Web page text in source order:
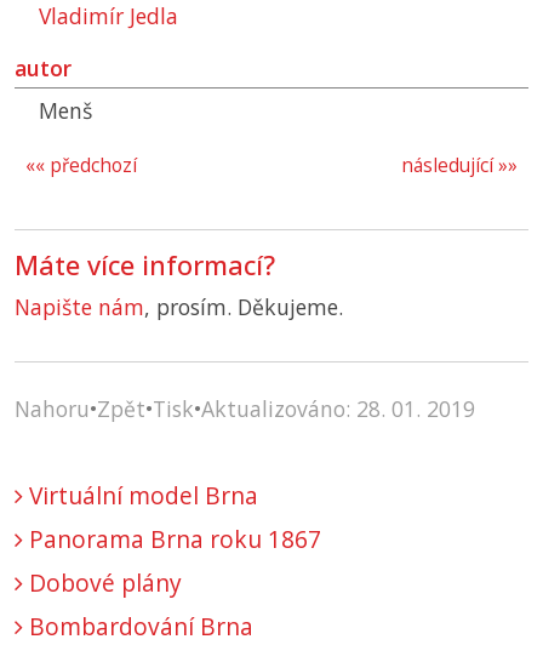
Vladimír Jedla
autor
Menš
následující »»
«« předchozí
Máte více informací?
Napište nám, prosím. Děkujeme.
Nahoru•Zpět•Tisk•Aktualizováno: 28. 01. 2019
Virtuální model Brna
Panorama Brna roku 1867
Dobové plány
Bombardování Brna